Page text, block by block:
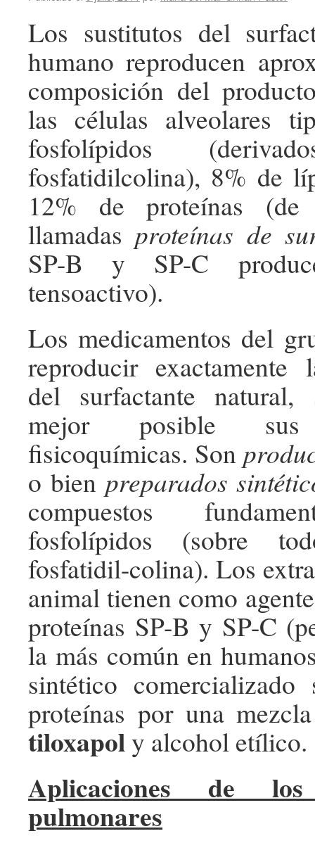
Los sustitutos del
humano reproducen
composición del
las células alveolares
fosfolípidos
fosfatidilcolina), 8% de
12% de proteínas
llamadasproteínas de
SP-B y SP-C
tensoactivo).
Los medicamentos del
reproducir exactamente
del surfactante
mejor posible sus
fisicoquímicas. Son
o bien preparados
compuestos
fosfolípidos (sobre
fosfatidil-colina). Los
animal tienen como
proteínas SP-B y SP-C
la más común en
sintético
proteínas por una
tiloxapoly alcohol etílico.
Aplicaciones de los
pulmonares